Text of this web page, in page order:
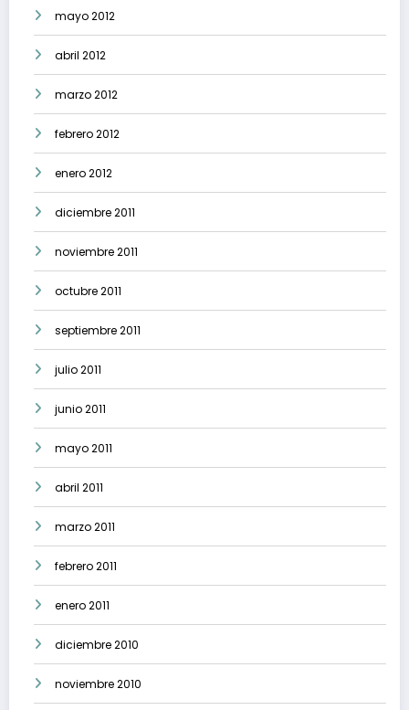
mayo 2012
abril 2012
marzo 2012
febrero 2012
enero 2012
diciembre 2011
noviembre 2011
octubre 2011
septiembre 2011
julio 2011
junio 2011
mayo 2011
abril 2011
marzo 2011
febrero 2011
enero 2011
diciembre 2010
noviembre 2010